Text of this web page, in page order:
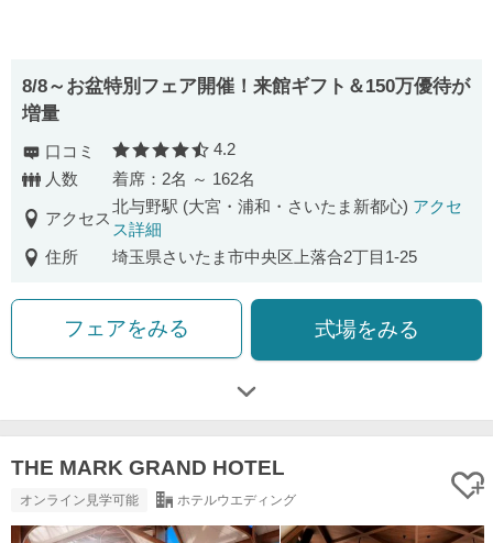
8/8～お盆特別フェア開催！来館ギフト＆150万優待が
増量
口コミ 口コミ評価
4.2
人数
着席：2名 ～ 162名
アクセス
北与野駅 (大宮・浦和・さいたま新都心) アクセ
ス詳細
住所
埼玉県さいたま市中央区上落合2丁目1-25
フェアをみる 式場をみる
THE MARK GRAND HOTEL
オンライン見学可能 ホテルウエディング